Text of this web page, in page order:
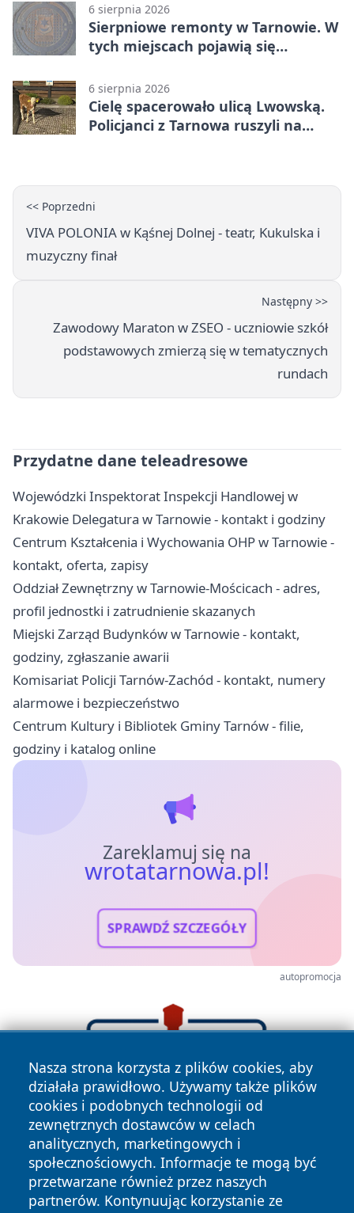
6 sierpnia 2026
Sierpniowe remonty w Tarnowie. W
tych miejscach pojawią się
6 sierpnia 2026
Cielę spacerowało ulicą Lwowską.
Policjanci z Tarnowa ruszyli na
<< Poprzedni
VIVA POLONIA w Kąśnej Dolnej - teatr, Kukulska i
muzyczny finał
Następny >>
Zawodowy Maraton w ZSEO - uczniowie szkół
podstawowych zmierzą się w tematycznych
rundach
Przydatne dane teleadresowe
Wojewódzki Inspektorat Inspekcji Handlowej w
Krakowie Delegatura w Tarnowie - kontakt i godziny
Centrum Kształcenia i Wychowania OHP w Tarnowie -
kontakt, oferta, zapisy
Oddział Zewnętrzny w Tarnowie-Mościcach - adres,
profil jednostki i zatrudnienie skazanych
Miejski Zarząd Budynków w Tarnowie - kontakt,
godziny, zgłaszanie awarii
Komisariat Policji Tarnów-Zachód - kontakt, numery
alarmowe i bezpieczeństwo
Centrum Kultury i Bibliotek Gminy Tarnów - filie,
godziny i katalog online
Zareklamuj się na
wrotatarnowa.pl!
SPRAWDŹ SZCZEGÓŁY
autopromocja
Nasza strona korzysta z plików cookies, aby
działała prawidłowo. Używamy także plików
cookies i podobnych technologii od
zewnętrznych dostawców w celach
analitycznych, marketingowych i
społecznościowych. Informacje te mogą być
przetwarzane również przez naszych
partnerów. Kontynuując korzystanie ze